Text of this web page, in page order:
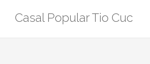
Casal Popular Tio Cuc